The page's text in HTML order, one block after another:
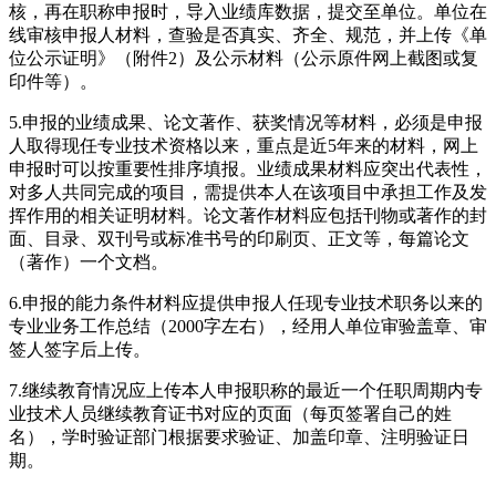
核，再在职称申报时，导入业绩库数据，提交至单位。单位在
线审核申报人材料，查验是否真实、齐全、规范，并上传《单
位公示证明》（附件2）及公示材料（公示原件网上截图或复
印件等）。
5.申报的业绩成果、论文著作、获奖情况等材料，必须是申报
人取得现任专业技术资格以来，重点是近5年来的材料，网上
申报时可以按重要性排序填报。业绩成果材料应突出代表性，
对多人共同完成的项目，需提供本人在该项目中承担工作及发
挥作用的相关证明材料。论文著作材料应包括刊物或著作的封
面、目录、双刊号或标准书号的印刷页、正文等，每篇论文
（著作）一个文档。
6.申报的能力条件材料应提供申报人任现专业技术职务以来的
专业业务工作总结（2000字左右），经用人单位审验盖章、审
签人签字后上传。
7.继续教育情况应上传本人申报职称的最近一个任职周期内专
业技术人员继续教育证书对应的页面（每页签署自己的姓
名），学时验证部门根据要求验证、加盖印章、注明验证日
期。